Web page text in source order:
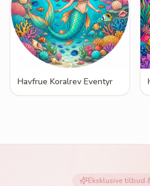
Havfrue Koralrev Eventyr
Eksklusive tilbud